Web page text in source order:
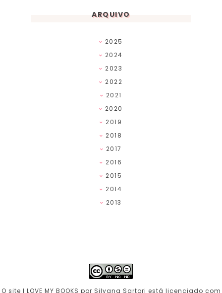
ARQUIVO
2025
2024
2023
2022
2021
2020
2019
2018
2017
2016
2015
2014
2013
O site I LOVE MY BOOKS por Silvana Sartori está licenciado com